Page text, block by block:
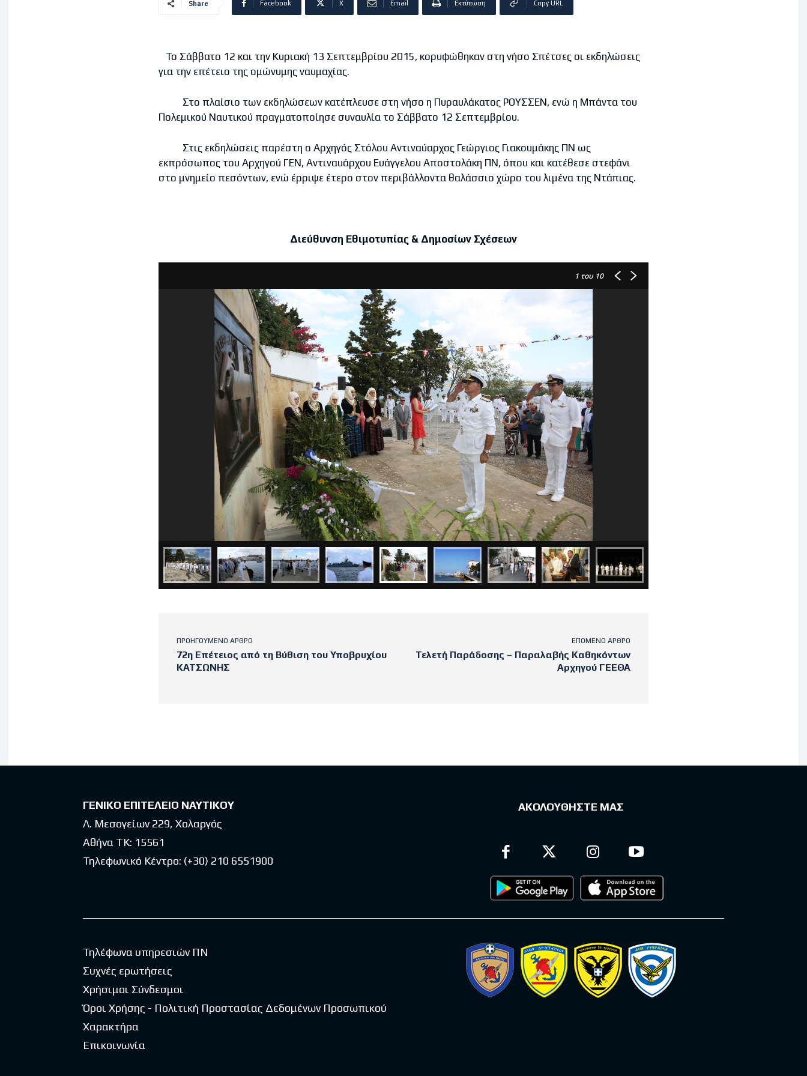
Share Facebook X Email Εκτύπωση Copy URL
Το Σάββατο 12 και την Κυριακή 13 Σεπτεμβρίου 2015, κορυφώθηκαν στη νήσο Σπέτσες οι εκδηλώσεις
για την επέτειο της ομώνυμης ναυμαχίας.
Στο πλαίσιο των εκδηλώσεων κατέπλευσε στη νήσο η Πυραυλάκατος ΡΟΥΣΣΕΝ, ενώ η Μπάντα του
Πολεμικού Ναυτικού πραγματοποίησε συναυλία το Σάββατο 12 Σεπτεμβρίου.
Στις εκδηλώσεις παρέστη ο Αρχηγός Στόλου Αντιναύαρχος Γεώργιος Γιακουμάκης ΠΝ ως
εκπρόσωπος του Αρχηγού ΓΕΝ, Αντιναυάρχου Ευάγγελου Αποστολάκη ΠΝ, όπου και κατέθεσε στεφάνι
στο μνημείο πεσόντων, ενώ έρριψε έτερο στον περιβάλλοντα θαλάσσιο χώρο του λιμένα της Ντάπιας.
Διεύθυνση Εθιμοτυπίας & Δημοσίων Σχέσεων
1 του 10
ΠΡΟΗΓΟΎΜΕΝΟ ΆΡΘΡΟ
72η Επέτειος από τη Βύθιση του Υποβρυχίου
ΚΑΤΣΩΝΗΣ
ΕΠΌΜΕΝΟ ΆΡΘΡΟ
Τελετή Παράδοσης – Παραλαβής Καθηκόντων
Αρχηγού ΓΕΕΘΑ
ΓΕΝΙΚΟ ΕΠΙΤΕΛΕΙΟ ΝΑΥΤΙΚΟΥ
Λ. Μεσογείων 229, Χολαργός
Αθήνα ΤΚ: 15561
Τηλεφωνικό Κέντρο: (+30) 210 6551900
ΑΚΟΛΟΥΘΗΣΤΕ ΜΑΣ
Τηλέφωνα υπηρεσιών ΠΝ
Συχνές ερωτήσεις
Χρήσιμοι Σύνδεσμοι
Όροι Χρήσης - Πολιτική Προστασίας Δεδομένων Προσωπικού
Χαρακτήρα
Επικοινωνία